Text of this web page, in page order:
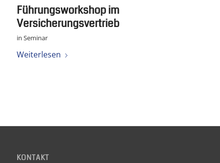
Führungsworkshop im
Versicherungsvertrieb
in Seminar
Weiterlesen
KONTAKT